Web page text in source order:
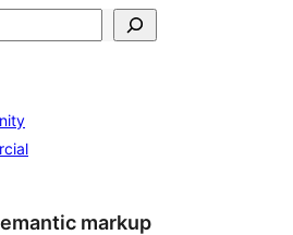
markup